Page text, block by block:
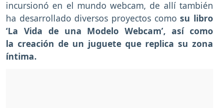
incursionó en el mundo webcam, de allí también
ha desarrollado diversos proyectos como su libro
‘La Vida de una Modelo Webcam’, así como
la creación de un juguete que replica su zona
íntima.